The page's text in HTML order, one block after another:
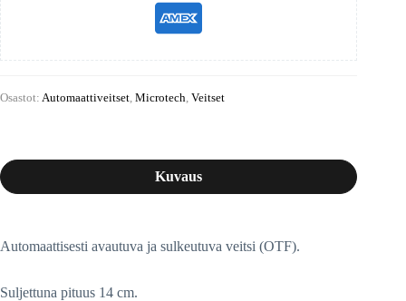
Osastot: Automaattiveitset Microtech Veitset
Kuvaus
Automaattisesti avautuva ja sulkeutuva veitsi (OTF).
Suljettuna pituus 14 cm.